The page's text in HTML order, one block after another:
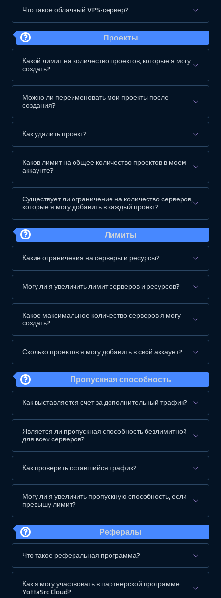
Что такое облачный VPS-сервер?
Проекты
Какой лимит на количество проектов, которые я могу
создать?
Можно ли переименовать мои проекты после
создания?
Как удалить проект?
Каков лимит на общее количество проектов в моем
аккаунте?
Существует ли ограничение на количество серверов,
которые я могу добавить в каждый проект?
Лимиты
Какие ограничения на серверы и ресурсы?
Могу ли я увеличить лимит серверов и ресурсов?
Какое максимальное количество серверов я могу
создать?
Сколько проектов я могу добавить в свой аккаунт?
Пропускная способность
Как выставляется счет за дополнительный трафик?
Является ли пропускная способность безлимитной
для всех серверов?
Как проверить оставшийся трафик?
Могу ли я увеличить пропускную способность, если
превышу лимит?
Рефералы
Что такое реферальная программа?
Как я могу участвовать в партнерской программе
YottaSrc Cloud?